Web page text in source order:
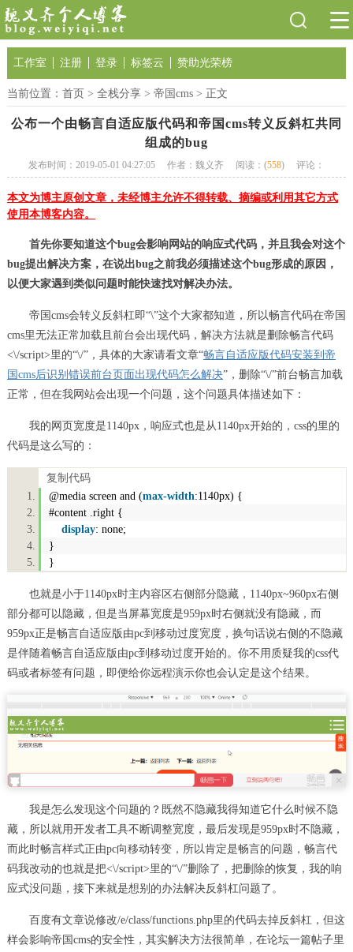
工作室 注册 登录 标签云 赞助光荣榜
当前位置： 首页 > 全栈分享> 帝国cms> 正文
公布一个由畅言自适应版代码和帝国cms转义反斜杠共同
组成的bug
发布时间：2019-05-01 04:27:05 作者：魏义齐 阅读：(558) 评论：
本文为博主原创文章，未经博主允许不得转载、摘编或利用其它方式
使用本博客内容。
首先你要知道这个bug会影响网站的响应式代码，并且我会对这个
bug提出解决方案，在说出bug之前我必须描述这个bug形成的原因，
以便大家遇到类似问题时能快速找对解决办法。
帝国cms会转义反斜杠即“\”这个大家都知道，所以畅言代码在帝国
cms里无法正常加载且前台会出现代码，解决方法就是删除畅言代码
<\/script>里的“\/”，具体的大家请看文章“畅言自适应版代码安装到帝
国cms后识别错误前台页面出现代码怎么解决”，删除“\/”前台畅言加载
正常，但在我网站会出现一个问题，这个问题具体描述如下：
我的网页宽度是1140px，响应式也是从1140px开始的，css的里的
代码是这么写的：
复制代码
@media screenand (max-width:1140px) {
#content .right{
display: none;
}
}
也就是小于1140px时主内容区右侧部分隐藏，1140px~960px右侧
部分都可以隐藏，但是当屏幕宽度是959px时右侧就没有隐藏，而
959px正是畅言自适应版由pc到移动过度宽度，换句话说右侧的不隐藏
是伴随着畅言自适应版由pc到移动过度开始的。你不用质疑我的css代
码或者标签有问题，即便给你远程演示你也会认定是这个结果。
我是怎么发现这个问题的？既然不隐藏我得知道它什么时候不隐
藏，所以就用开发者工具不断调整宽度，最后发现是959px时不隐藏，
而此时畅言样式正由pc向移动转变，所以肯定是畅言的问题，畅言代
码我改动的也就是把<\/script>里的“\/”删除了，把删除的恢复，我的响
应式没问题，接下来就是想别的办法解决反斜杠问题了。
百度有文章说修改/e/class/functions.php里的代码去掉反斜杠，但这
样会影响帝国cms的安全性，其实解决方法很简单，在论坛一篇帖子里